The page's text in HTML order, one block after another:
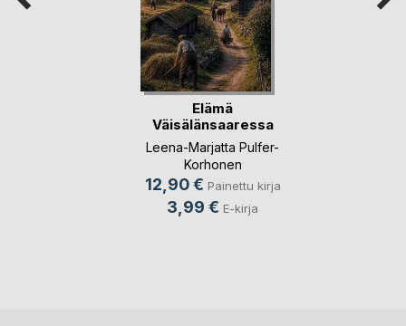
Elämä
Väisälänsaaressa
Leena-Marjatta Pulfer-
Korhonen
12,90 € Painettu kirja
3,99 € E-kirja